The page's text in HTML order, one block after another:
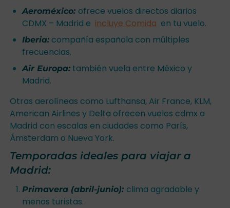
Aeroméxico: ofrece vuelos directos diarios
CDMX – Madrid e incluye Comida en tu vuelo.
Iberia:compañía española con múltiples
frecuencias.
Air Europa:también vuela entre México y
Madrid.
Otras aerolíneas como Lufthansa, Air France, KLM,
American Airlines y Delta ofrecen vuelos cdmx a
Madrid con escalas en ciudades como París,
Ámsterdam o Nueva York.
Temporadas ideales para viajar a
Madrid:
Primavera (abril-junio): clima agradable y
menos turistas.